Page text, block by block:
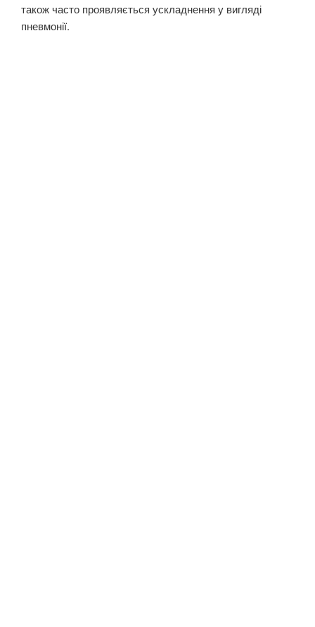
також часто проявляється ускладнення у вигляді
пневмонії.